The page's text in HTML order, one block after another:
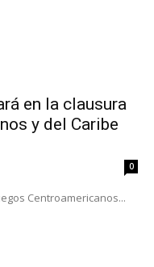
en la clausura
y del Caribe
0
Centroamericanos...